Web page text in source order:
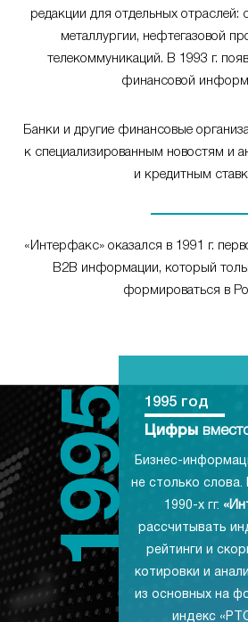
редакции для отдельных отраслей:
металлургии, нефтегазовой
телекоммуникаций. В 1993 г.
финансовой
Банки и другие финансовые
к специализированным новостям и
и кредитным
«Интерфакс» оказался в 1991 г.
B2B информации, который
формироваться в
1995 год
Цифры
Бизнес-
не столько
1990-х гг.
рассчитывать
рейтинги и
котировки и
из основных на
индекс